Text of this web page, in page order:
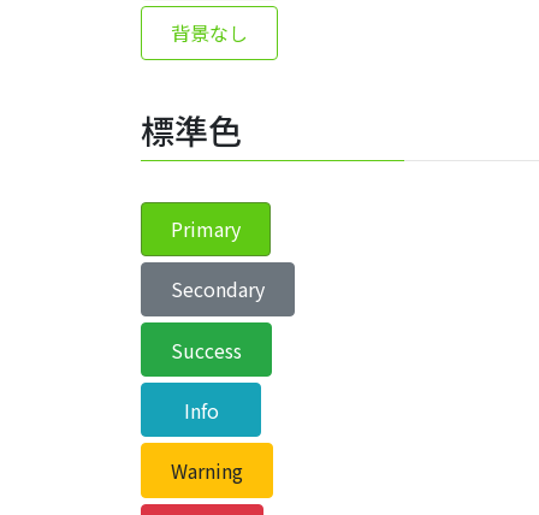
背景なし
標準色
Primary
Secondary
Success
Info
Warning